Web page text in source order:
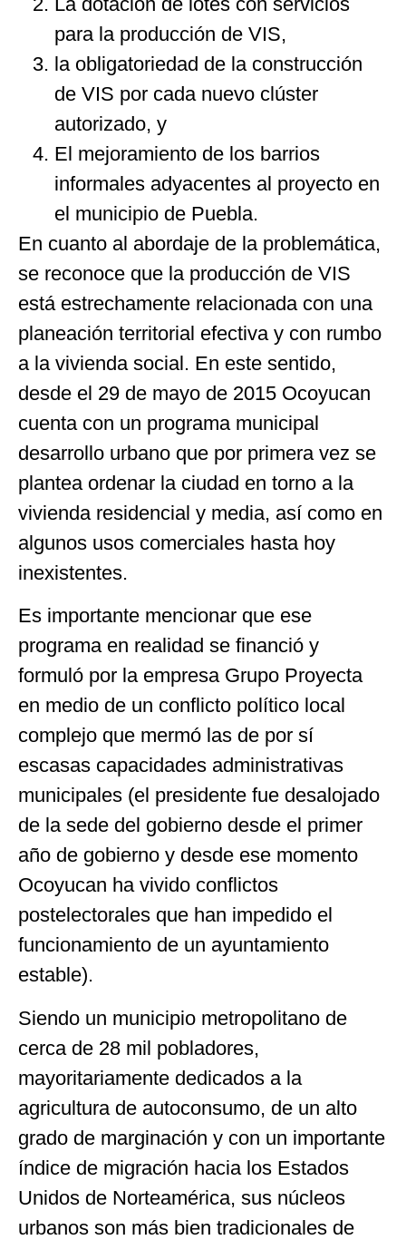
para la producción de VIS,
la obligatoriedad de la construcción
de VIS por cada nuevo clúster
autorizado, y
El mejoramiento de los barrios
informales adyacentes al proyecto en
el municipio de Puebla.
En cuanto al abordaje de la problemática,
se reconoce que la producción de VIS
está estrechamente relacionada con una
planeación territorial efectiva y con rumbo
a la vivienda social. En este sentido,
desde el 29 de mayo de 2015 Ocoyucan
cuenta con un programa municipal
desarrollo urbano que por primera vez se
plantea ordenar la ciudad en torno a la
vivienda residencial y media, así como en
algunos usos comerciales hasta hoy
inexistentes.
Es importante mencionar que ese
programa en realidad se financió y
formuló por la empresa Grupo Proyecta
en medio de un conflicto político local
complejo que mermó las de por sí
escasas capacidades administrativas
municipales (el presidente fue desalojado
de la sede del gobierno desde el primer
año de gobierno y desde ese momento
Ocoyucan ha vivido conflictos
postelectorales que han impedido el
funcionamiento de un ayuntamiento
estable).
Siendo un municipio metropolitano de
cerca de 28 mil pobladores,
mayoritariamente dedicados a la
agricultura de autoconsumo, de un alto
grado de marginación y con un importante
índice de migración hacia los Estados
Unidos de Norteamérica, sus núcleos
urbanos son más bien tradicionales de